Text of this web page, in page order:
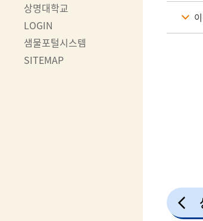
상명대학교
LOGIN
샘물포털시스템
SITEMAP